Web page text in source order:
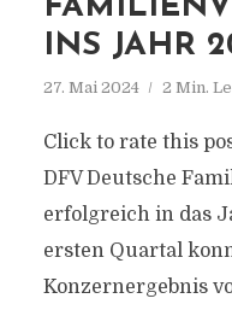
INS JAHR
27. Mai 2024 2 Min.
Click to rate this
DFV Deutsche
erfolgreich in das
ersten Quartal
Konzernergebnis